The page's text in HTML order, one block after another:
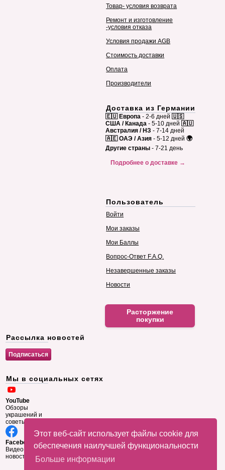
Этот веб-сайт использует файлы cookie для
обеспечения наилучшей функциональности
Больше информации
Товар- условия возврата
Ремонт и изготовление
-условия отказа
Условия продажи AGB
Стоимость доставки
Оплата
Производители
Доставка из Германии
🇪🇺 Европа - 2-6 дней 🇺🇸
США / Канада - 5-10 дней 🇦🇺
Австралия / НЗ - 7-14 дней
🇦🇪 ОАЭ / Азия - 5-12 дней 🌍
Другие страны - 7-21 день
Подробнее о доставке →
Пользователь
Войти
Мои заказы
Мои Баллы
Вопрос-Ответ F.A.Q.
Незавершенные заказы
Новости
Расторжение
покупки
Рассылка новостей
Мы в социальных сетях
YouTube
Обзоры
украшений и
советы
Facebook
Видео и
новости